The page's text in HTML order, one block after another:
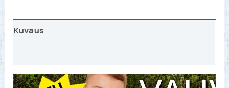
Kuvaus